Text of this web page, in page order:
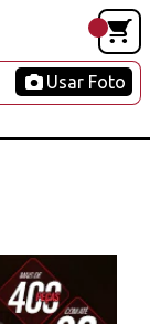
Usar Foto